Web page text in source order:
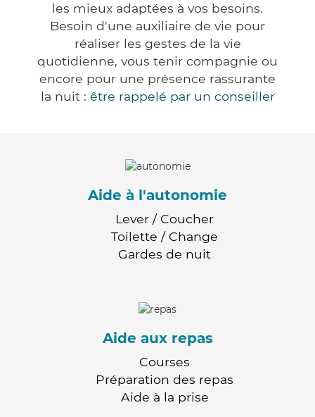
les mieux adaptées à vos besoins.
Besoin d'une auxiliaire de vie pour
réaliser les gestes de la vie
quotidienne, vous tenir compagnie ou
encore pour une présence rassurante
la nuit : être rappelé par un conseiller
Aide à l'autonomie
Lever / Coucher
Toilette / Change
Gardes de nuit
Aide aux repas
Courses
Préparation des repas
Aide à la prise